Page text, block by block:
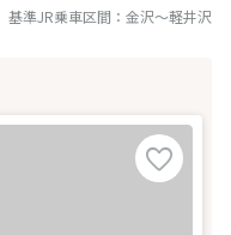
基準JR乗車区間： 金沢～軽井沢